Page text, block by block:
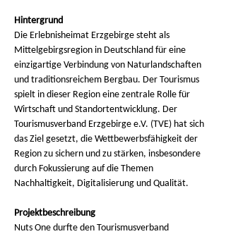
Hintergrund
Die Erlebnisheimat Erzgebirge steht als
Mittelgebirgsregion in Deutschland für eine
einzigartige Verbindung von Naturlandschaften
und traditionsreichem Bergbau. Der Tourismus
spielt in dieser Region eine zentrale Rolle für
Wirtschaft und Standortentwicklung. Der
Tourismusverband Erzgebirge e.V. (TVE) hat sich
das Ziel gesetzt, die Wettbewerbsfähigkeit der
Region zu sichern und zu stärken, insbesondere
durch Fokussierung auf die Themen
Nachhaltigkeit, Digitalisierung und Qualität.
Projektbeschreibung
Nuts One durfte den Tourismusverband